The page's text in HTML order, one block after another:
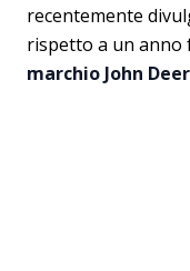
recentemente
rispetto a un anno
marchio John